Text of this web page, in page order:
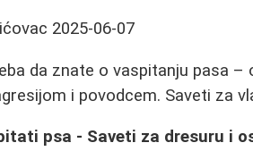
2025-06-07
da znate o vaspitanju pasa
i povodcem. Saveti za
psa - Saveti za dresuru i